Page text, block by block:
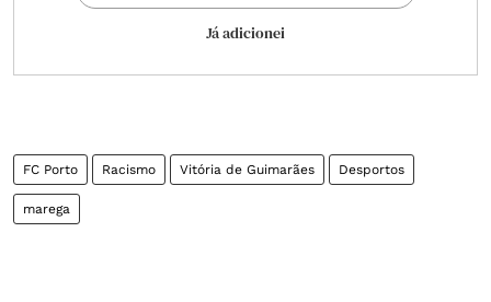
Já adicionei
FC Porto Racismo Vitória de Guimarães Desportos
marega